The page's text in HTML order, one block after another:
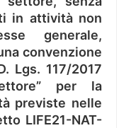
in attività non
generale,
convenzione
Lgs. 117/2017
per la
previste nelle
LIFE21-NAT-